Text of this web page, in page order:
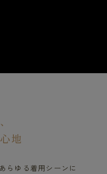
地
らゆる着用シーンに